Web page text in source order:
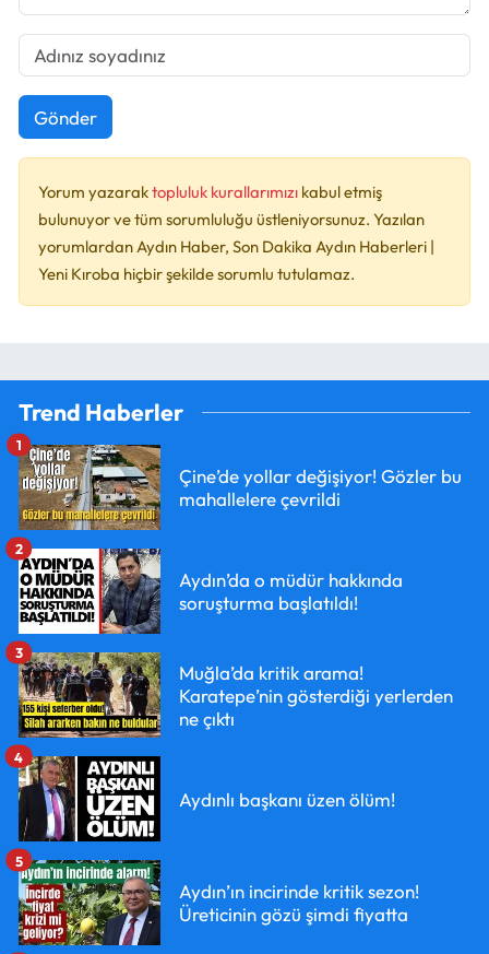
Gönder
Yorum yazaraktopluluk kurallarımızı kabul etmiş
bulunuyor ve tüm sorumluluğu üstleniyorsunuz. Yazılan
yorumlardan Aydın Haber, Son Dakika Aydın Haberleri |
Yeni Kıroba hiçbir şekilde sorumlu tutulamaz.
Trend Haberler
Çine’de yollar değişiyor! Gözler bu
mahallelere çevrildi
1
Aydın’da o müdür hakkında
soruşturma başlatıldı!
2
Muğla’da kritik arama!
Karatepe’nin gösterdiği yerlerden
ne çıktı
3
Aydınlı başkanı üzen ölüm!
4
Aydın’ın incirinde kritik sezon!
Üreticinin gözü şimdi fiyatta
5